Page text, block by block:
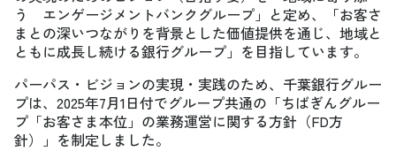
う エンゲージメントバンクグループ」と定め、「お客さ
まとの深いつながりを背景とした価値提供を通じ、地域と
ともに成長し続ける銀行グループ」を目指しています。
パーパス・ビジョンの実現・実践のため、千葉銀行グルー
プは、2025年7月1日付でグループ共通の「ちばぎんグルー
プ「お客さま本位」の業務運営に関する方針（FD方
針）」を制定しました。